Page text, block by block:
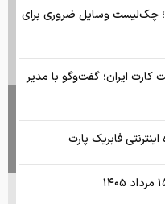
؛ چک‌لیست وسایل ضروری برای
کارت ایران؛ گفت‌وگو با مدیر
فابریک پارت